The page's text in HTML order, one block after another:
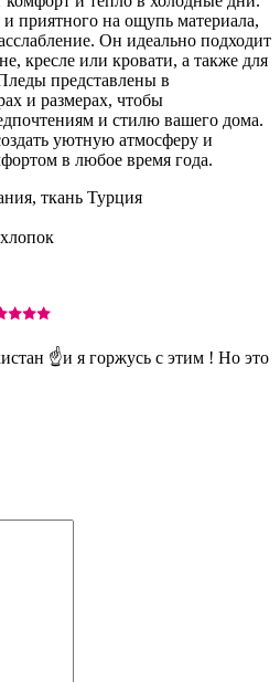
приятного на ощупь материала,
Он идеально подходит
кресле или кровати, а также для
представлены в
и размерах, чтобы
и стилю вашего дома.
уютную атмосферу и
в любое время года.
ткань Турция
☝️и я горжусь с этим ! Но это